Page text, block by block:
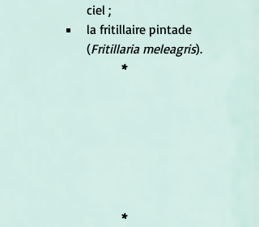
ciel ;
la fritillaire pintade
(Fritillaria meleagris).
*
*